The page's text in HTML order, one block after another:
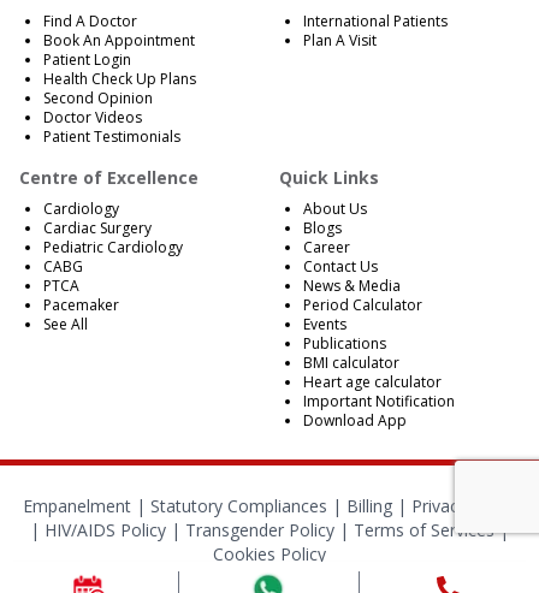
Find A Doctor
Book An Appointment
Patient Login
Health Check Up Plans
Second Opinion
Doctor Videos
Patient Testimonials
International Patients
Plan A Visit
Centre of Excellence
Cardiology
Cardiac Surgery
Pediatric Cardiology
CABG
PTCA
Pacemaker
See All
Quick Links
About Us
Blogs
Career
Contact Us
News & Media
Period Calculator
Events
Publications
BMI calculator
Heart age calculator
Important Notification
Download App
Empanelment| Statutory Compliances | Billing| Privacy Policy
| HIV/AIDS Policy | Transgender Policy | Terms of Services|
Cookies Policy